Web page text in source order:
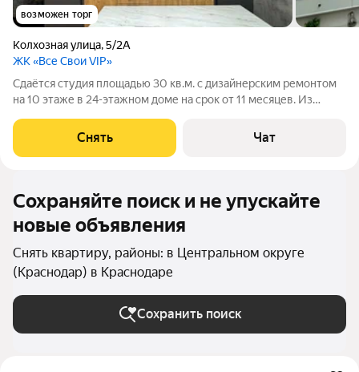
возможен торг
Колхозная улица,5/2А
ЖК «Все Свои VIP»
Сдаётся студия площадью 30 кв.м. с дизайнерским ремонтом
на 10 этаже в 24-этажном доме на срок от 11 месяцев. Из
Кондиционер Дом - монолитный. Есть охрана. В подъезде 3
лифта - 1 грузовой и 2
Снять Чат
Сохраняйте поиск и не упускайте
новые объявления
Снять квартиру, районы: в Центральном округе
(Краснодар) в Краснодаре
Сохранить поиск